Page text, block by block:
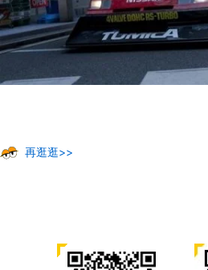
再逛逛>>